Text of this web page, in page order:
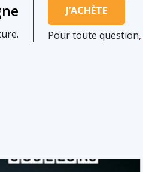
J’ACHÈTE
Pour toute question,